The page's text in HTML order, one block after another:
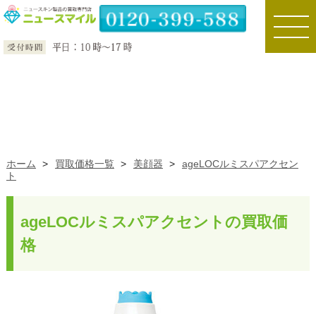
toggle
ホーム > 買取価格一覧 > 美顔器 >
ageLOCルミスパアクセン
ト
ageLOCルミスパアクセントの買取価
格